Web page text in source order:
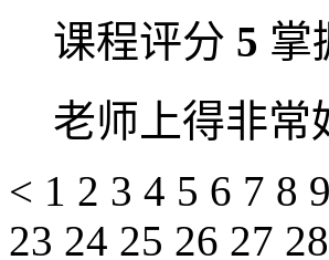
课程评分 5 掌
老师上得非常
< 1 2 3 4 5 6 7 8 9
23 24 25 26 27 28